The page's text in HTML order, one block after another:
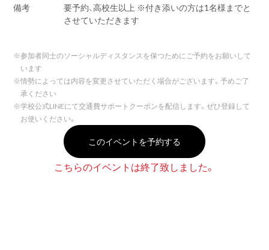
備考
要予約、高校生以上 ※付き添いの方は1名様までと
させていただきます
※参加者同士のソーシャルディスタンスを保つためにご予約をお願いして
います
※情勢によっては内容を変更させていただく場合がございます。予めご了
承ください
※学校公式LINEにて交通費サポートクーポンを配信します。ぜひ登録して
お使いください。
このイベントを予約する
こちらのイベントは終了致しました。